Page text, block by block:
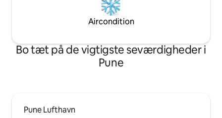
Aircondition
Bo tæt på de vigtigste seværdigheder i
Pune
Pune Lufthavn